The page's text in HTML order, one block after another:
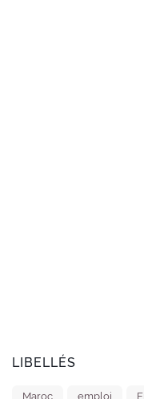
LIBELLÉS
Maroc emploi